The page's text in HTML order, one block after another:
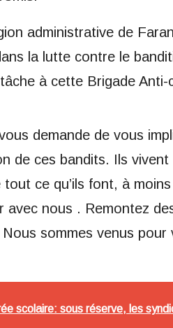
administrative de
la lutte contre le
à cette Brigade Anti-
demande de vous
de ces bandits. Ils
ce qu’ils font, à moins
avec nous . Remontez
sommes venus pour
scolaire: sous réserve, les